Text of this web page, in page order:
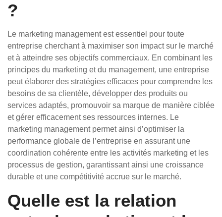
?
Le marketing management est essentiel pour toute
entreprise cherchant à maximiser son impact sur le marché
et à atteindre ses objectifs commerciaux. En combinant les
principes du marketing et du management, une entreprise
peut élaborer des stratégies efficaces pour comprendre les
besoins de sa clientèle, développer des produits ou
services adaptés, promouvoir sa marque de manière ciblée
et gérer efficacement ses ressources internes. Le
marketing management permet ainsi d’optimiser la
performance globale de l’entreprise en assurant une
coordination cohérente entre les activités marketing et les
processus de gestion, garantissant ainsi une croissance
durable et une compétitivité accrue sur le marché.
Quelle est la relation